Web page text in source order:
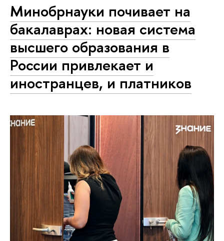
Минобрнауки почивает на
бакалаврах: новая система
высшего образования в
России привлекает и
иностранцев, и платников